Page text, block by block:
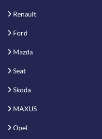
Renault
Ford
Mazda
Seat
Skoda
MAXUS
Opel